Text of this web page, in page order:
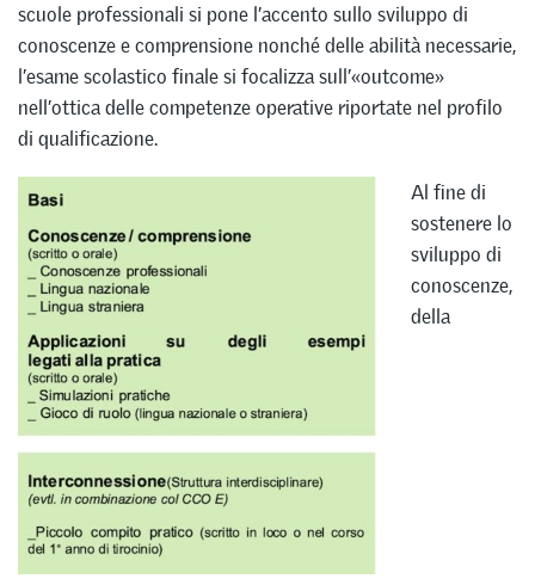
scuole professionali si pone l’accento sullo sviluppo di
conoscenze e comprensione nonché delle abilità necessarie,
l’esame scolastico finale si focalizza sull’«outcome»
nell’ottica delle competenze operative riportate nel profilo
di qualificazione.
Al fine di
sostenere lo
sviluppo di
conoscenze,
della